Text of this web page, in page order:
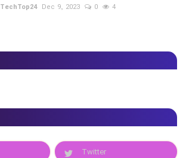
TechTop24 Dec 9, 2023 0 4
Twitter